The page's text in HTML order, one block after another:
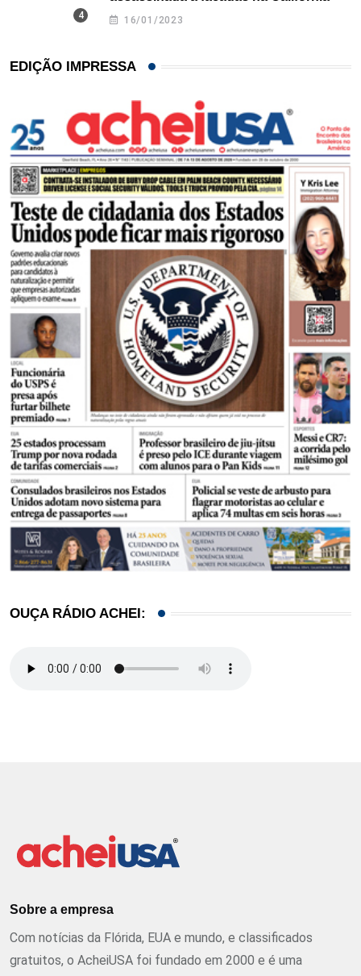
16/01/2023
EDIÇÃO IMPRESSA
OUÇA RÁDIO ACHEI:
Sobre a empresa
Com notícias da Flórida, EUA e mundo, e classificados
gratuitos, o AcheiUSA foi fundado em 2000 e é uma